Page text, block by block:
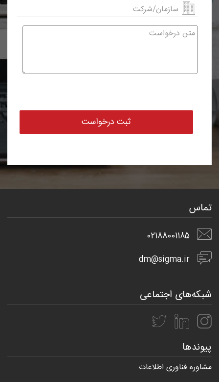
تماس
02188001185
dm@sigma.ir
شبکه‌های اجتماعی
پیوندها
مشاوره فناوری اطلاعات